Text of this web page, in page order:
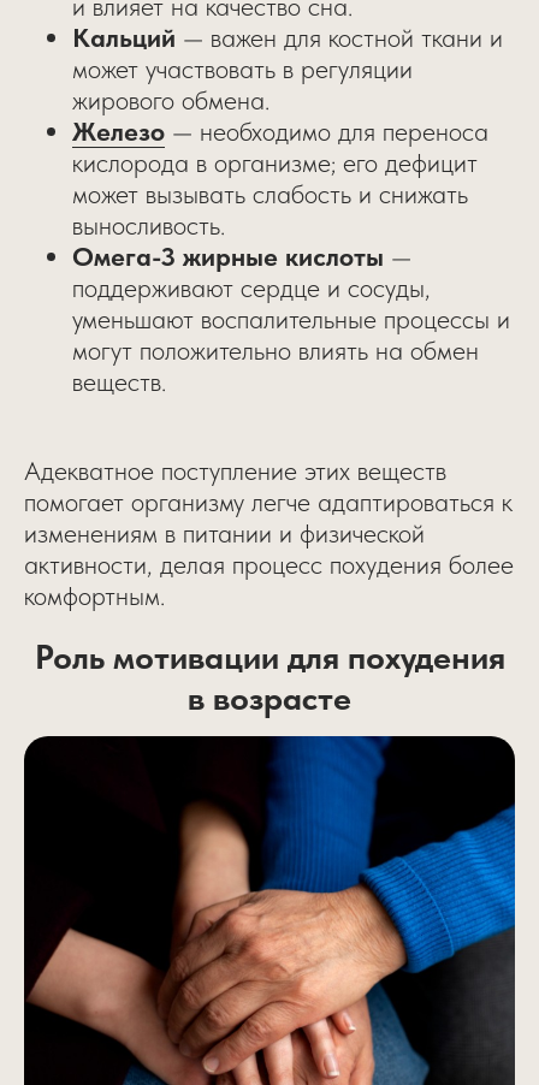
Кальций — важен для костной ткани и
может участвовать в регуляции
жирового обмена.
Железо — необходимо для переноса
кислорода в организме; его дефицит
может вызывать слабость и снижать
выносливость.
Омега-3 жирные кислоты —
поддерживают сердце и сосуды,
уменьшают воспалительные процессы и
могут положительно влиять на обмен
веществ.
Адекватное поступление этих веществ
помогает организму легче адаптироваться к
изменениям в питании и физической
активности, делая процесс похудения более
комфортным.
Роль мотивации для похудения
в возрасте